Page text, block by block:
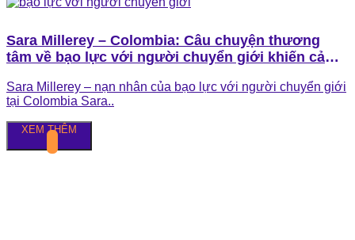
Sara Millerey – Colombia: Câu chuyện thương
tâm về bạo lực với người chuyển giới khiến cả
Sara Millerey – nạn nhân của bạo lực với người chuyển giới
tại Colombia Sara..